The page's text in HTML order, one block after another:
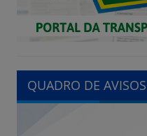
QUADRO DE AVISOS